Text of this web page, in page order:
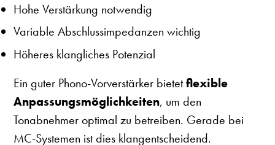
Hohe Verstärkung notwendig
Variable Abschlussimpedanzen wichtig
Höheres klangliches Potenzial
Ein guter Phono-Vorverstärker bietetflexible
Anpassungsmöglichkeiten, um den
Tonabnehmer optimal zu betreiben. Gerade bei
MC-Systemen ist dies klangentscheidend.